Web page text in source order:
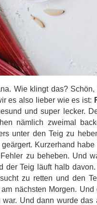
Wie klingt das?
es also lieber wie es ist:
und super lecker.
nämlich zweimal
unter den Teig zu
Kurzerhand
zu beheben. Und
der Teig läuft halb
zu retten und den
nächsten Morgen.
war. Und dann wurde